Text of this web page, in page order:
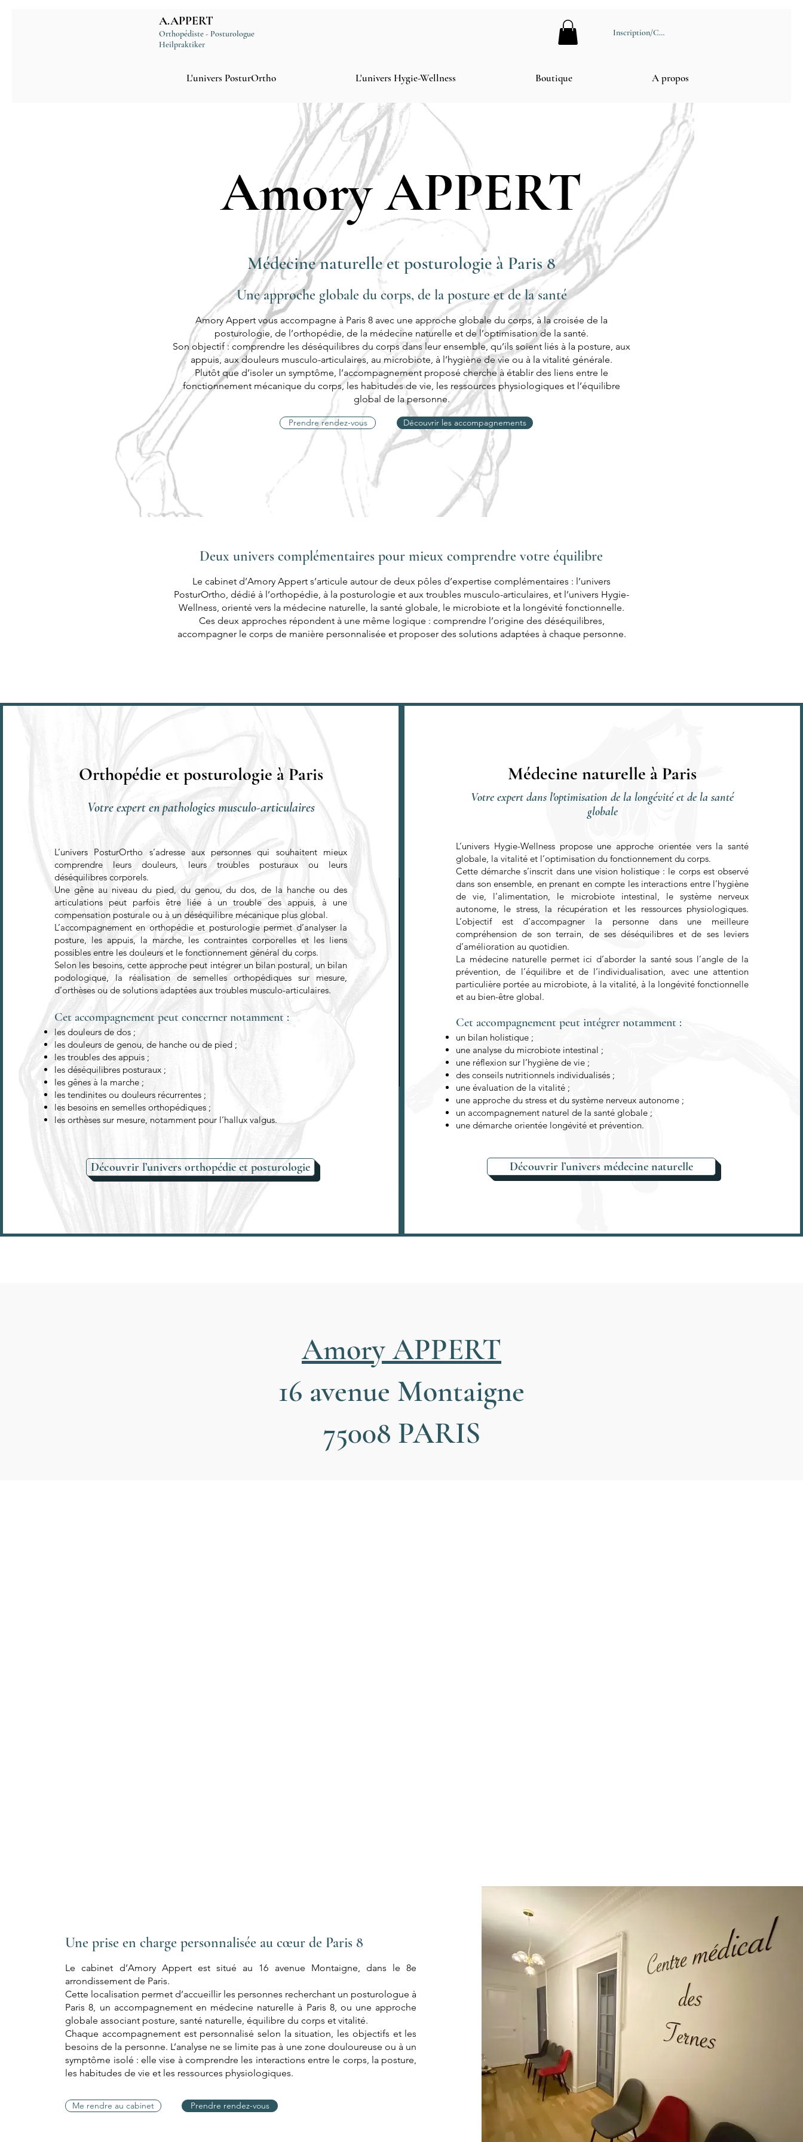
A.APPERT
Orthopédiste - Posturologue
Heilpraktiker
Inscription/Connexion
L'univers PosturOrtho L'univers Hygie-Wellness Boutique A propos
Amory APPERT
Médecine naturelle et posturologie à Paris 8
Une approche globale du corps, de la posture et de la santé
Amory Appert vous accompagne à Paris 8 avec une approche globale du corps, à la croisée de la
posturologie, de l’orthopédie, de la médecine naturelle et de l’optimisation de la santé.
Son objectif : comprendre les déséquilibres du corps dans leur ensemble, qu’ils soient liés à la posture, aux
appuis, aux douleurs musculo-articulaires, au microbiote, à l’hygiène de vie ou à la vitalité générale.
Plutôt que d’isoler un symptôme, l’accompagnement proposé cherche à établir des liens entre le
fonctionnement mécanique du corps, les habitudes de vie, les ressources physiologiques et l’équilibre
global de la personne.
Prendre rendez-vous Découvrir les accompagnements
Deux univers complémentaires pour mieux comprendre votre équilibre
Le cabinet d’Amory Appert s’articule autour de deux pôles d’expertise complémentaires : l’univers
PosturOrtho, dédié à l’orthopédie, à la posturologie et aux troubles musculo-articulaires, et l’univers Hygie-
Wellness, orienté vers la médecine naturelle, la santé globale, le microbiote et la longévité fonctionnelle.
Ces deux approches répondent à une même logique : comprendre l’origine des déséquilibres,
accompagner le corps de manière personnalisée et proposer des solutions adaptées à chaque personne.
Orthopédie et posturologie à Paris
Votre expert en pathologies musculo-articulaires
L’univers PosturOrtho s’adresse aux personnes qui souhaitent mieux
comprendre leurs douleurs, leurs troubles posturaux ou leurs
déséquilibres corporels.
Une gêne au niveau du pied, du genou, du dos, de la hanche ou des
articulations peut parfois être liée à un trouble des appuis, à une
compensation posturale ou à un déséquilibre mécanique plus global.
L’accompagnement en orthopédie et posturologie permet d’analyser la
posture, les appuis, la marche, les contraintes corporelles et les liens
possibles entre les douleurs et le fonctionnement général du corps.
Selon les besoins, cette approche peut intégrer un bilan postural, un bilan
podologique, la réalisation de semelles orthopédiques sur mesure,
d’orthèses ou de solutions adaptées aux troubles musculo-articulaires.
Cet accompagnement peut concerner notamment :
les douleurs de dos ;
les douleurs de genou, de hanche ou de pied ;
les troubles des appuis ;
les déséquilibres posturaux ;
les gênes à la marche ;
les tendinites ou douleurs récurrentes ;
les besoins en semelles orthopédiques ;
les orthèses sur mesure, notamment pour l’hallux valgus.
Découvrir l’univers orthopédie et posturologie
Médecine naturelle à Paris
Votre expert dans l'optimisation de la longévité et de la santé
globale
L’univers Hygie-Wellness propose une approche orientée vers la santé
globale, la vitalité et l’optimisation du fonctionnement du corps.
Cette démarche s’inscrit dans une vision holistique : le corps est observé
dans son ensemble, en prenant en compte les interactions entre l’hygiène
de vie, l’alimentation, le microbiote intestinal, le système nerveux
autonome, le stress, la récupération et les ressources physiologiques.
L’objectif est d’accompagner la personne dans une meilleure
compréhension de son terrain, de ses déséquilibres et de ses leviers
d’amélioration au quotidien.
La médecine naturelle permet ici d’aborder la santé sous l’angle de la
prévention, de l’équilibre et de l’individualisation, avec une attention
particulière portée au microbiote, à la vitalité, à la longévité fonctionnelle
et au bien-être global.
Cet accompagnement peut intégrer notamment :
un bilan holistique ;
une analyse du microbiote intestinal ;
une réflexion sur l’hygiène de vie ;
des conseils nutritionnels individualisés ;
une évaluation de la vitalité ;
une approche du stress et du système nerveux autonome ;
un accompagnement naturel de la santé globale ;
une démarche orientée longévité et prévention.
Découvrir l’univers médecine naturelle
Amory APPERT
16 avenue Montaigne
75008 PARIS
Une prise en charge personnalisée au cœur de Paris 8
Le cabinet d’Amory Appert est situé au 16 avenue Montaigne, dans le 8e
arrondissement de Paris.
Cette localisation permet d’accueillir les personnes recherchant un posturologue à
Paris 8, un accompagnement en médecine naturelle à Paris 8, ou une approche
globale associant posture, santé naturelle, équilibre du corps et vitalité.
Chaque accompagnement est personnalisé selon la situation, les objectifs et les
besoins de la personne. L’analyse ne se limite pas à une zone douloureuse ou à un
symptôme isolé : elle vise à comprendre les interactions entre le corps, la posture,
les habitudes de vie et les ressources physiologiques.
Me rendre au cabinet Prendre rendez-vous